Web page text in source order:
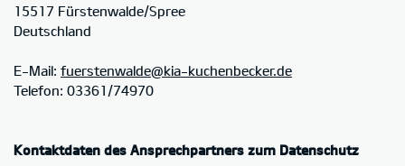
15517 Fürstenwalde/Spree
Deutschland
E-Mail: fuerstenwalde@kia-kuchenbecker.de
Telefon: 03361/74970
Kontaktdaten des Ansprechpartners zum Datenschutz